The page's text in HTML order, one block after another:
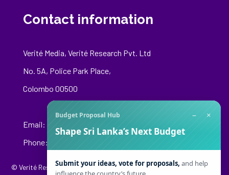
Contact information
Verité Media, Verité Research Pvt. Ltd
No. 5A, Police Park Place,
Colombo 00500
Email:
Phone: +94 76 148 8544
© Verité Research Private Limited. All Rights Reserved.
Budget Proposal Hub − ×
Shape Sri Lanka’s Next Budget
Submit your ideas, vote for proposals, and help